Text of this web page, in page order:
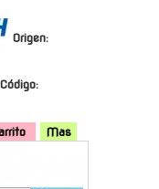
Origen:
Código:
Mas